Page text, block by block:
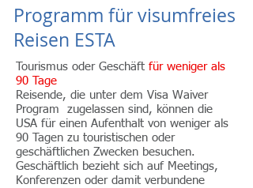
Programm für visumfreies
Reisen ESTA
Tourismus oder Geschäft für weniger als
90 Tage​
Reisende, die unter dem Visa Waiver
Program zugelassen sind, können die
USA für einen Aufenthalt von weniger als
90 Tagen zu touristischen oder
geschäftlichen Zwecken besuchen.
Geschäftlich bezieht sich auf Meetings,
Konferenzen oder damit verbundene